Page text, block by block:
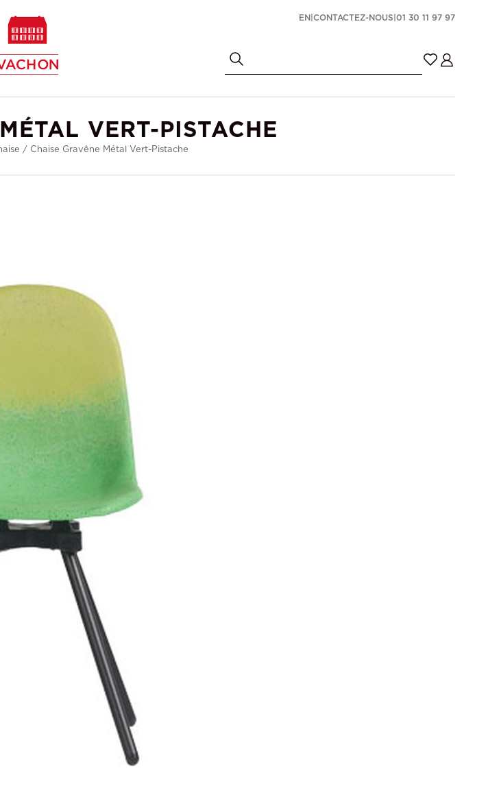
EN CONTACTEZ-NOUS 01 30 11 97 97
VERT-PISTACHE
/ Chaise Gravêne Métal Vert-Pistache